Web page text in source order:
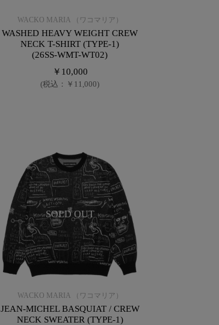
WACKO MARIA （ワコマリア）
WASHED HEAVY WEIGHT CREW
NECK T-SHIRT (TYPE-1)
(26SS-WMT-WT02)
￥10,000
(税込：￥11,000)
SOLD OUT
WACKO MARIA （ワコマリア）
JEAN-MICHEL BASQUIAT / CREW
NECK SWEATER (TYPE-1)